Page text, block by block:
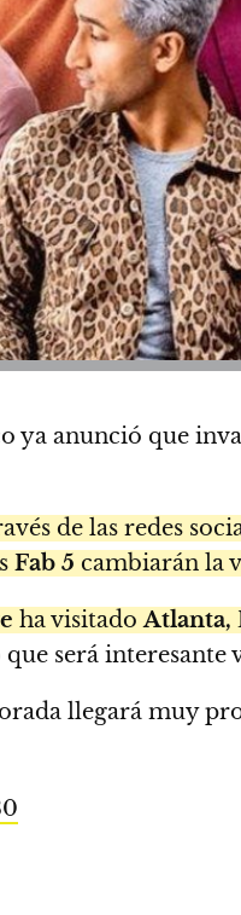
ya anunció que
de las redes
Fab 5 cambiarán la
ha visitadoAtlanta,
será
llegará muy